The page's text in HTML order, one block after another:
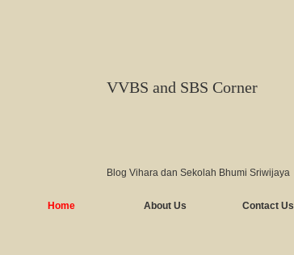
VVBS and SBS Corner
Blog Vihara dan Sekolah Bhumi Sriwijaya
Home About Us Contact Us